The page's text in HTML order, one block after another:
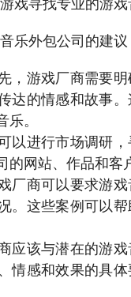
乐外包公司的建议
，游戏厂商需要
达的情感和故事
。
以进行市场调研
网站、作品和客
厂商可以要求游
。这些案例可以
应该与潜在的游
情感和效果的具